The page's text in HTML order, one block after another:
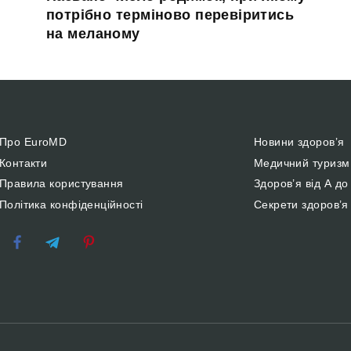
потрібно терміново перевіритись
на меланому
Про EuroMD
Контакти
Правила користування
Політика конфіденційності
Новини здоров’я
Медичний туризм
Здоров’я від А
Секрети здоров’я